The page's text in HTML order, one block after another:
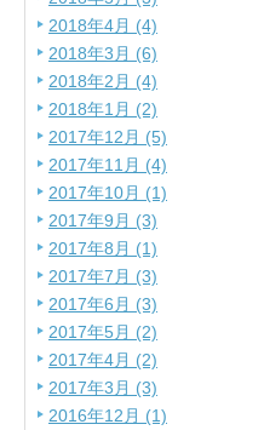
2018年4月 (4)
2018年3月 (6)
2018年2月 (4)
2018年1月 (2)
2017年12月 (5)
2017年11月 (4)
2017年10月 (1)
2017年9月 (3)
2017年8月 (1)
2017年7月 (3)
2017年6月 (3)
2017年5月 (2)
2017年4月 (2)
2017年3月 (3)
2016年12月 (1)